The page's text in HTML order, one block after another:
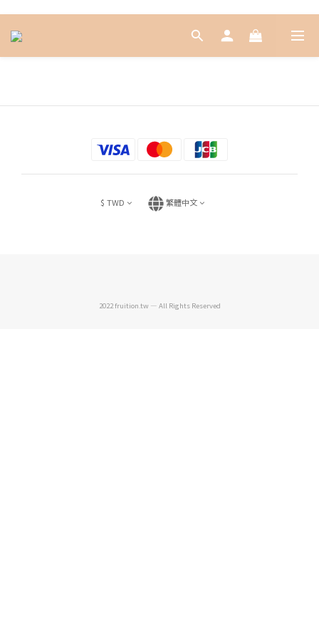
$ TWD 繁體中文
2022 fruition.tw — All Rights Reserved